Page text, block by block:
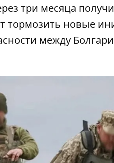
три месяца
тормозить новые
между